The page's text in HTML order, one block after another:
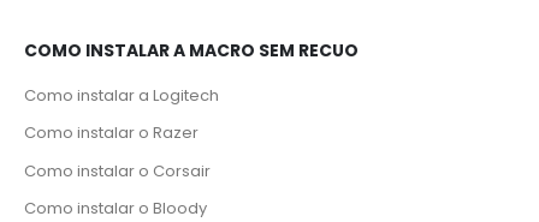
COMO INSTALAR A MACRO SEM RECUO
Como instalar a Logitech
Como instalar o Razer
Como instalar o Corsair
Como instalar o Bloody